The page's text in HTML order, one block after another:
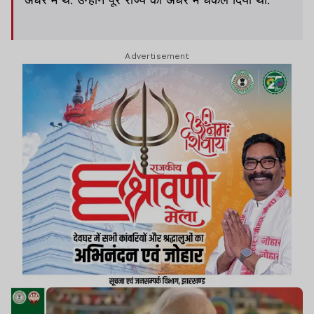
Advertisement